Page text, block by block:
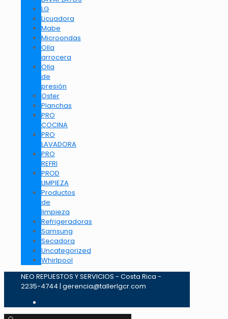
LG
Licuadora
Mabe
Microondas
Olla
arrocera
Olla
de
presión
Oster
Planchas
PRO
COCINA
PRO
LAVADORA
PRO
REFRI
PROD
LIMPIEZA
Productos
de
limpieza
Refrigeradoras
Samsung
Secadora
Uncategorized
Whirlpool
NEO REPUESTOS Y SERVICIOS - Costa Rica -
2235-4744 | gerencia@tallerlgcr.com